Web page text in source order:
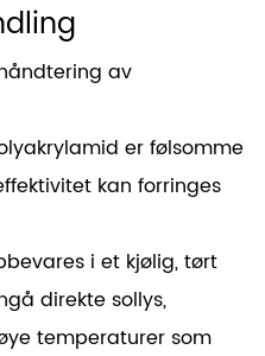
av
er følsomme
kan forringes
i et kjølig, tørt
direkte sollys,
temperaturer som